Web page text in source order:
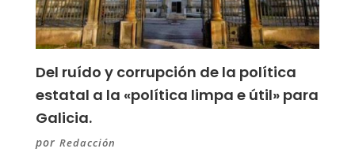
Del ruído y corrupción de la política
estatal a la «política limpa e útil» para
Galicia.
por Redacción